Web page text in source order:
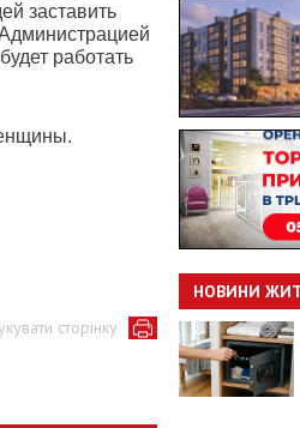
заставить
работать
сторінку
НОВИНИ